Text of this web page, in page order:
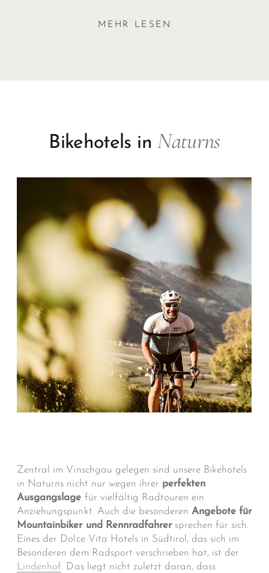
MEHR LESEN
Bikehotels inNaturns
Zentral im Vinschgau gelegen sind unsere Bikehotels
in Naturns nicht nur wegen ihrer perfekten
Ausgangslage für vielfältig Radtouren ein
Anziehungspunkt. Auch die besonderen Angebote für
Mountainbiker und Rennradfahrersprechen für sich.
Eines der Dolce Vita Hotels in Südtirol, das sich im
Besonderen dem Radsport verschrieben hat, ist der
Lindenhof. Das liegt nicht zuletzt daran, dass